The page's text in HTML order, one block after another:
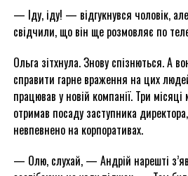
— Іду, іду! — відгукнувся чоловік,
свідчили, що він ще розмовляє по
Ольга зітхнула. Знову спізнються. А
справити гарне враження на цих
працював у новій компанії. Три
отримав посаду заступника
невпевнено на корпоративах.
— Олю, слухай, — Андрій нарешті